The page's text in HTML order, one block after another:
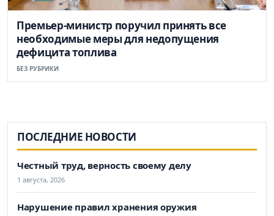
Премьер-министр поручил принять все
необходимые меры для недопущения
дефицита топлива
БЕЗ РУБРИКИ
ПОСЛЕДНИЕ НОВОСТИ
Честный труд, верность своему делу
1 августа, 2026
Нарушение правил хранения оружия